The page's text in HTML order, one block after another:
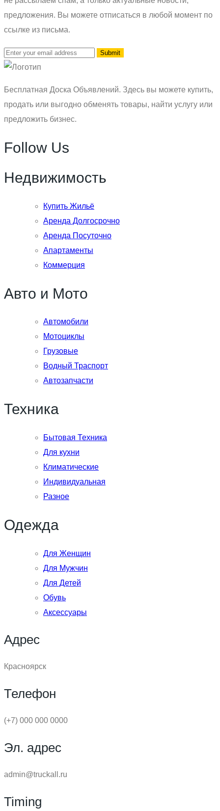
предложения. Вы можете отписаться в любой момент по
ссылке из письма.
Бесплатная Доска Объявлений. Здесь вы можете купить,
продать или выгодно обменять товары, найти услугу или
предложить бизнес.
Follow Us
Недвижимость
Купить Жильё
Аренда Долгосрочно
Аренда Посуточно
Апартаменты
Коммерция
Авто и Мото
Автомобили
Мотоциклы
Грузовые
Водный Траспорт
Автозапчасти
Техника
Бытовая Техника
Для кухни
Климатические
Индивидуальная
Разное
Одежда
Для Женщин
Для Мужчин
Для Детей
Обувь
Аксессуары
Адрес
Красноярск
Телефон
(+7) 000 000 0000
Эл. адрес
admin@truckall.ru
Timing